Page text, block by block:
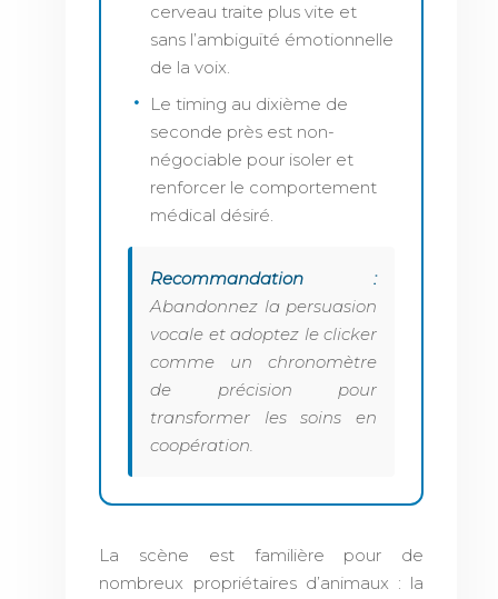
cerveau traite plus vite et
sans l’ambiguïté émotionnelle
de la voix.
Le timing au dixième de
seconde près est non-
négociable pour isoler et
renforcer le comportement
médical désiré.
Recommandation :
Abandonnez la persuasion
vocale et adoptez le clicker
comme un chronomètre
de précision pour
transformer les soins en
coopération.
La scène est familière pour de
nombreux propriétaires d’animaux : la